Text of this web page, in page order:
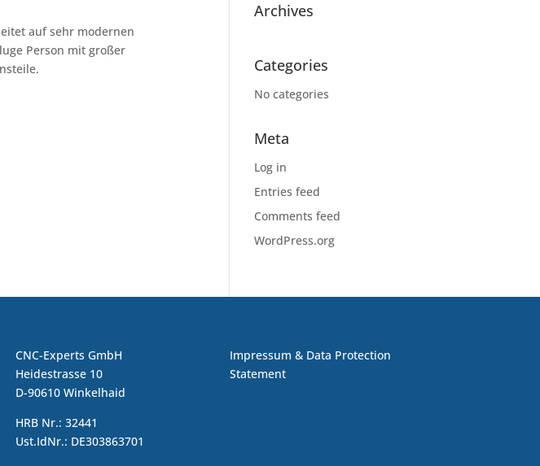
auf sehr modernen
Person mit großer
Archives
Categories
No categories
Meta
Log in
Entries feed
Comments feed
WordPress.org
CNC-Experts GmbH
Heidestrasse 10
D-90610 Winkelhaid
HRB Nr.: 32441
Ust.IdNr.: DE303863701
Impressum & Data Protection
Statement